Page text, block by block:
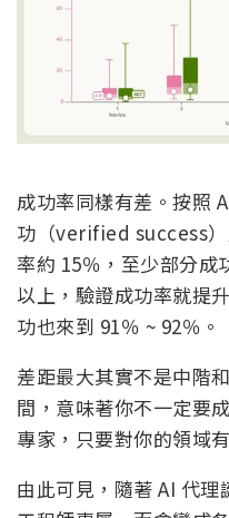
成功率同樣有差。按照
功（verified success
率約 15％，至少部分成
以上，驗證成功率就提
功也來到 91％ ~ 92％。
差距最大其實不是中階
間，意味著你不一定要
專家，只要對你的領域
由此可見，隨著 AI 代